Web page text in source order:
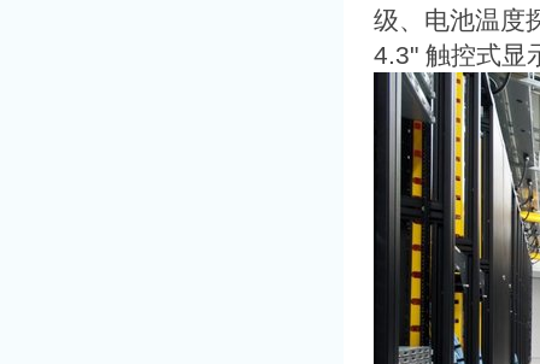
级、电池温度
4.3" 触控式显